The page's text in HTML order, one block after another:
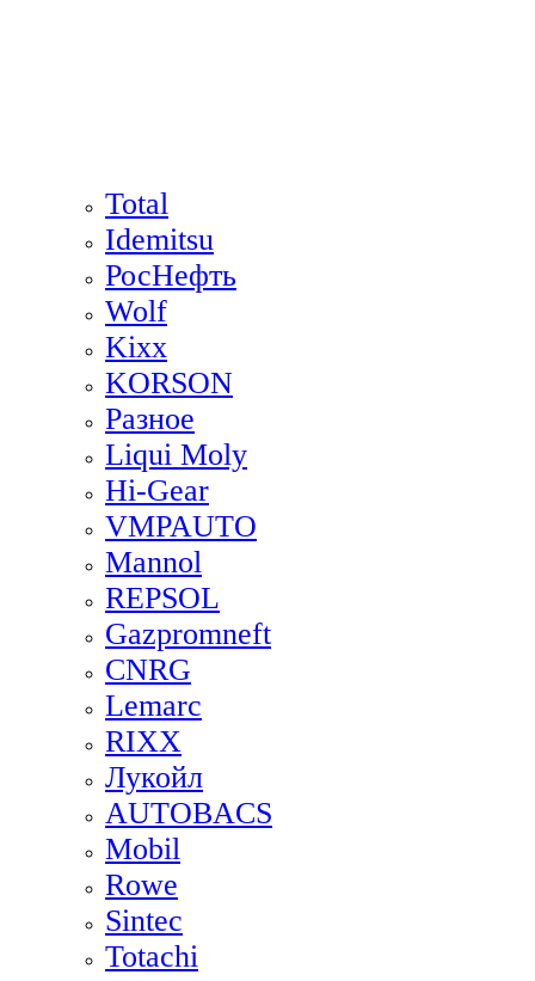
Total
Idemitsu
РосНефть
Wolf
Kixx
KORSON
Разное
Liqui Moly
Hi-Gear
VMPAUTO
Mannol
REPSOL
Gazpromneft
CNRG
Lemarc
RIXX
Лукойл
AUTOBACS
Mobil
Rowe
Sintec
Totachi